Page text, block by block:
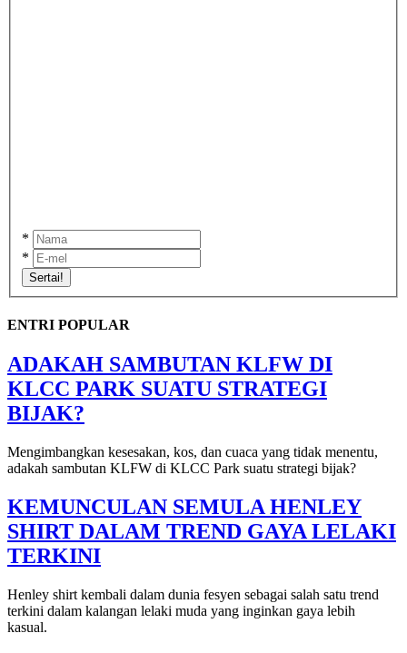
*
*
Sertai!
ENTRI POPULAR
ADAKAH SAMBUTAN KLFW DI
KLCC PARK SUATU STRATEGI
BIJAK?
Mengimbangkan kesesakan, kos, dan cuaca yang tidak menentu,
adakah sambutan KLFW di KLCC Park suatu strategi bijak?
KEMUNCULAN SEMULA HENLEY
SHIRT DALAM TREND GAYA LELAKI
TERKINI
Henley shirt kembali dalam dunia fesyen sebagai salah satu trend
terkini dalam kalangan lelaki muda yang inginkan gaya lebih
kasual.